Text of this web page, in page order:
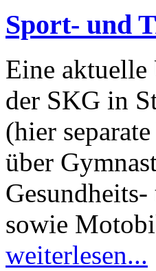
Sport- und
Eine aktuelle
der SKG in
(hier
über
sowie
weiterlesen...